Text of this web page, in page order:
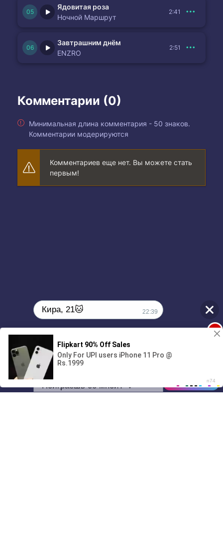
Ядовитая роза
Ночной Маршрут
2:41
Завтрашним днём
ENZRO
2:51
Комментарии (0)
Минимальная длина комментария - 50 знаков.
Комментарии модерируются
Комментариев еще нет. Вы можете стать
первым!
01/07
00:00
Кира, 21🐱 22:39
Поиграешь со мной? 💖🐾
1